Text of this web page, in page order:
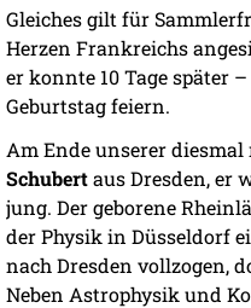
Gleiches gilt für
Herzen Frankreichs
er konnte 10 Tage später
Geburtstag feiern.
Am Ende unserer
Schubertaus Dresden, er
jung. Der geborene
der Physik in Düsseldorf
nach Dresden vollzogen,
Neben Astrophysik und